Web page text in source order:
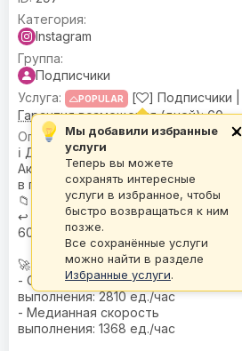
Instagram
Подписчики
POPULAR [ ] Подписчики |
Гарантия возмещения (дней):60
🌍География: Микс
ℹ️ Дополнительное описание
Аккаунты с аватарами или фото
в профиле.
📁
: I-BASE
↩️
Гарантия возмещения (дней):
60
🚀 Скорость:
- Средняя скорость
выполнения: 2810 ед./час
- Медианная скорость
выполнения: 1368 ед./час
Мы добавили избранные
услуги
Теперь вы можете
сохранять интересные
услуги в избранное, чтобы
быстро возвращаться к ним
позже.
Все сохранённые услуги
можно найти в разделе
Избранные услуги.
×